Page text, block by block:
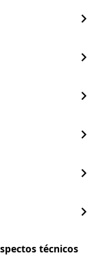
chevron_right
chevron_right
chevron_right
chevron_right
chevron_right
chevron_right
técnicos